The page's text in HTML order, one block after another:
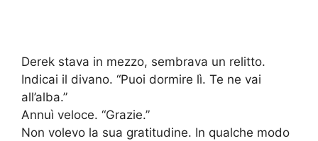
Derek stava in mezzo, sembrava un relitto.
Indicai il divano. “Puoi dormire lì. Te ne vai
all’alba.”
Annuì veloce. “Grazie.”
Non volevo la sua gratitudine. In qualche modo